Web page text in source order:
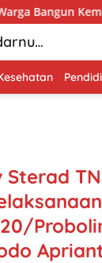
Sterad